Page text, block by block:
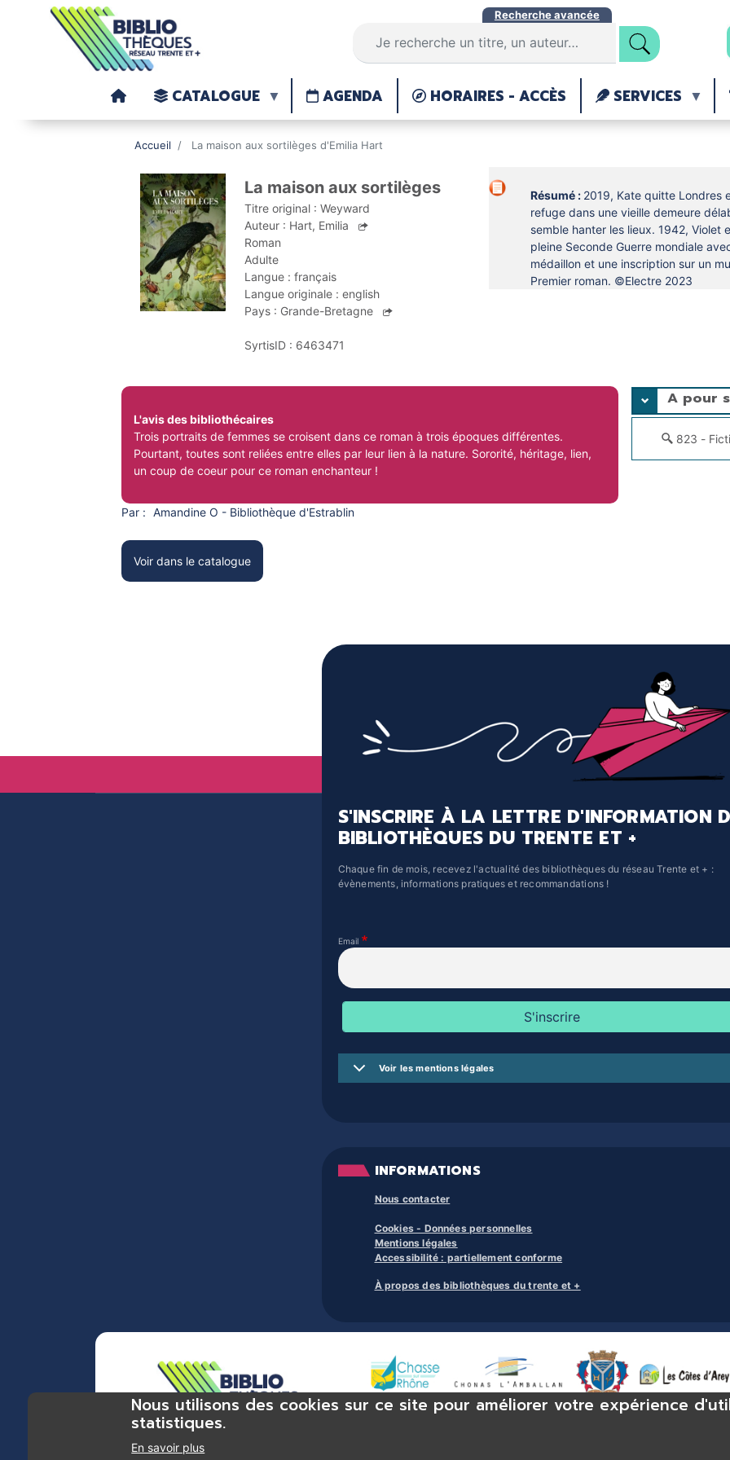
Aller
contenu
principal
Recherche avancée
CATALOGUE AGENDA HORAIRES - ACCÈS SERVICES
Accueil La maison aux sortilèges d'Emilia Hart
<< Page précédente La maison aux sortilèges
Titre original : Weyward
Auteur : Hart, Emilia
Roman
Adulte
Langue : français
Langue originale : english
Pays : Grande-Bretagne
SyrtisID : 6463471
Résumé : 2019, Kate quitte Londres
refuge dans une vieille demeure
semble hanter les lieux. 1942, Violet
pleine Seconde Guerre mondiale
médaillon et une inscription sur un
Premier roman. ©Electre 2023
L'avis des bibliothécaires
Trois portraits de femmes se croisent dans ce roman à trois époques différentes.
Pourtant, toutes sont reliées entre elles par leur lien à la nature. Sororité, héritage, lien,
un coup de coeur pour ce roman enchanteur !
A pour
823 -
Par : Amandine O - Bibliothèque d'Estrablin
Voir dans le catalogue
S'INSCRIRE À LA LETTRE D'INFORMATION
BIBLIOTHÈQUES DU TRENTE ET +
Chaque fin de mois, recevez l'actualité des bibliothèques du réseau Trente et + :
évènements, informations pratiques et recommandations !
Email
Voir les mentions légales
INFORMATIONS
Nous contacter
Cookies - Données personnelles
Mentions légales
Accessibilité : partiellement conforme
À propos des bibliothèques du trente et +
Nous utilisons des cookies sur ce site pour améliorer votre expérience
statistiques.
En savoir plus